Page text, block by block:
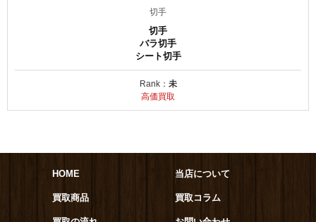
切手
切手
バラ切手
シート切手
Rank： 未
高価買取
HOME 当店について
買取商品 買取コラム